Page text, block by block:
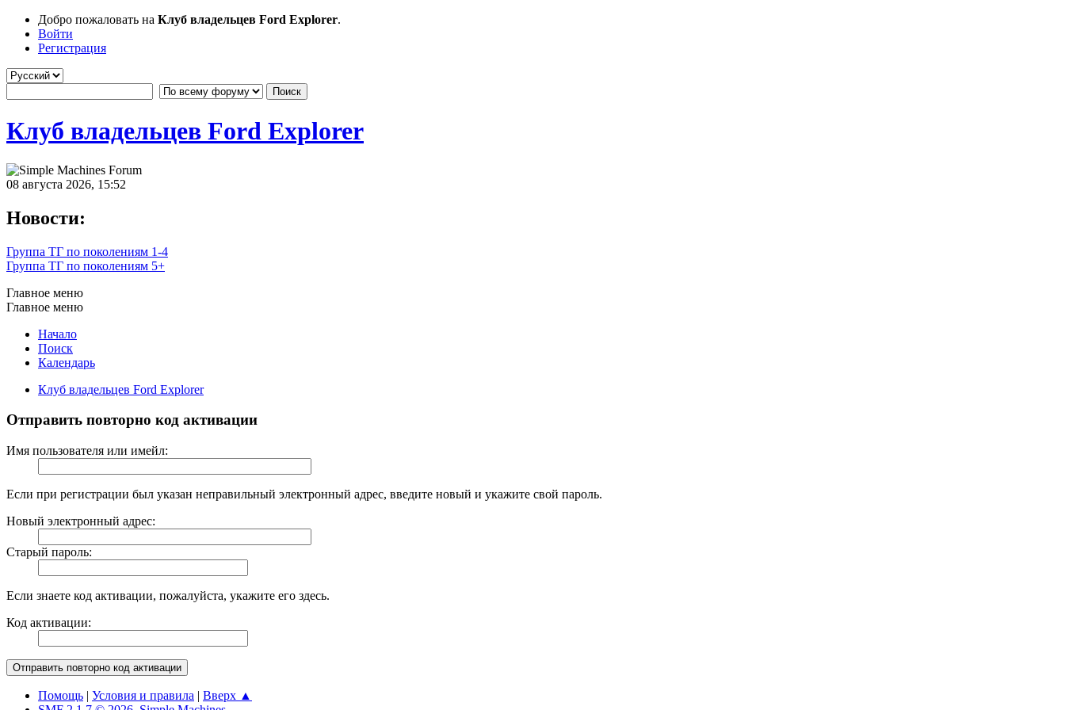
Добро пожаловать на Клуб владельцев Ford Explorer.
Войти
Регистрация
Клуб владельцев Ford Explorer
08 августа 2026, 15:52
Новости:
Группа ТГ по поколениям 1-4
Группа ТГ по поколениям 5+
Главное меню
Главное меню
Начало
Поиск
Календарь
Клуб владельцев Ford Explorer
Отправить повторно код активации
Имя пользователя или имейл:
Если при регистрации был указан неправильный электронный адрес, введите новый и укажите свой пароль.
Новый электронный адрес:
Старый пароль:
Если знаете код активации, пожалуйста, укажите его здесь.
Код активации:
Помощь | Условия и правила | Вверх ▲